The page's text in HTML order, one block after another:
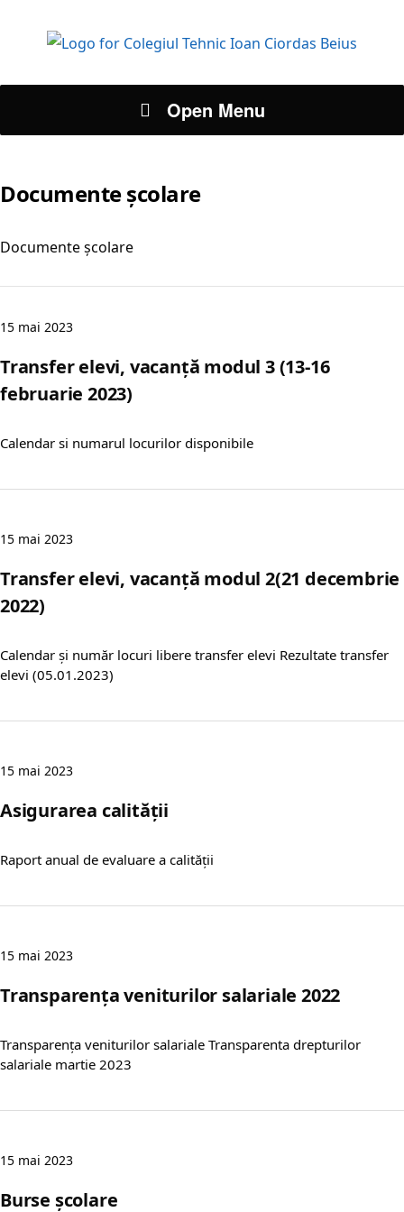
Open Menu
Documente școlare
Documente școlare
15 mai 2023
Transfer elevi, vacanță modul 3 (13-16
februarie 2023)
Calendar si numarul locurilor disponibile
15 mai 2023
Transfer elevi, vacanță modul 2(21 decembrie
2022)
Calendar și număr locuri libere transfer elevi Rezultate transfer
elevi (05.01.2023)
15 mai 2023
Asigurarea calității
Raport anual de evaluare a calității
15 mai 2023
Transparența veniturilor salariale 2022
Transparența veniturilor salariale Transparenta drepturilor
salariale martie 2023
15 mai 2023
Burse școlare